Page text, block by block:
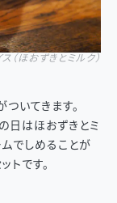
（ほおずきとミルク）
いてきます。
日はほおずきとミ
でしめることが
トです。